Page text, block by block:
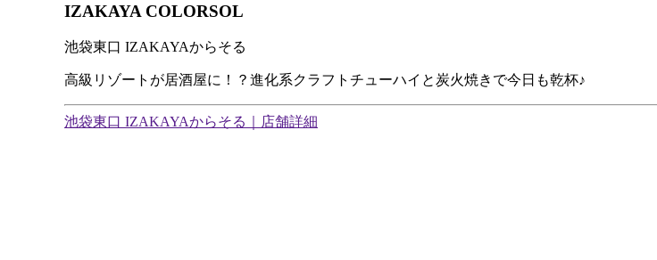
IZAKAYA COLORSOL
池袋東口 IZAKAYAからそる
高級リゾートが居酒屋に！？進化系クラフトチューハイと炭火焼きで今日も乾杯♪
池袋東口 IZAKAYAからそる｜店舗詳細